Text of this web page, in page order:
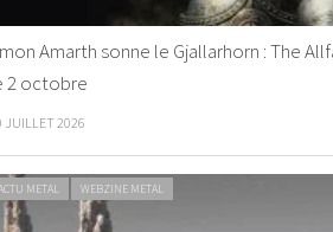
Amarth sonne le Gjallarhorn : The
2 octobre
JUILLET 2026
METAL WEBZINE METAL